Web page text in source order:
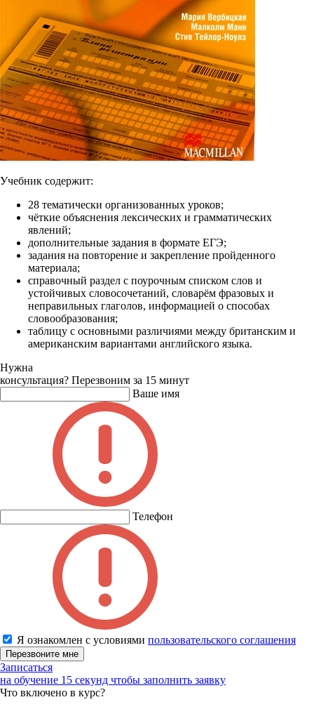
Учебник содержит:
28 тематически организованных уроков;
чёткие объяснения лексических и грамматических
явлений;
дополнительные задания в формате ЕГЭ;
задания на повторение и закрепление пройденного
материала;
справочный раздел с поурочным списком слов и
устойчивых словосочетаний, словарём фразовых и
неправильных глаголов, информацией о способах
словообразования;
таблицу с основными различиями между британским и
американским вариантами английского языка.
Нужна
консультация? Перезвоним за 15 минут
Ваше имя
Телефон
Я ознакомлен с условиями пользовательского соглашения
Записаться
на обучение 15 секунд чтобы заполнить заявку
Что включено в курс?